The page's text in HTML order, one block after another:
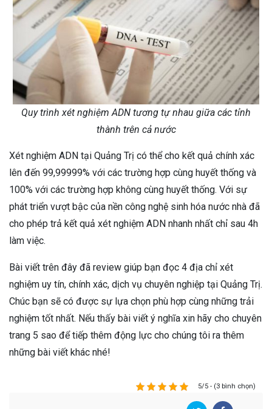
Quy trình xét nghiệm ADN tương tự nhau giữa các tỉnh
thành trên cả nước
Xét nghiệm ADN tại Quảng Trị có thể cho kết quả chính xác
lên đến 99,99999% với các trường hợp cùng huyết thống và
100% với các trường hợp không cùng huyết thống. Với sự
phát triển vượt bậc của nền công nghệ sinh hóa nước nhà đã
cho phép trả kết quả xét nghiệm ADN nhanh nhất chỉ sau 4h
làm việc.
Bài viết trên đây đã review giúp bạn đọc 4 địa chỉ xét
nghiệm uy tín, chính xác, dịch vụ chuyên nghiệp tại Quảng Trị.
Chúc bạn sẽ có được sự lựa chọn phù hợp cùng những trải
nghiệm tốt nhất. Nếu thấy bài viết ý nghĩa xin hãy cho chuyên
trang 5 sao để tiếp thêm động lực cho chúng tôi ra thêm
những bài viết khác nhé!
5/5 - (3 bình chọn)